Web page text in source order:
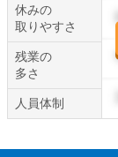
休みの
取りやすさ
残業の
多さ
人員体制